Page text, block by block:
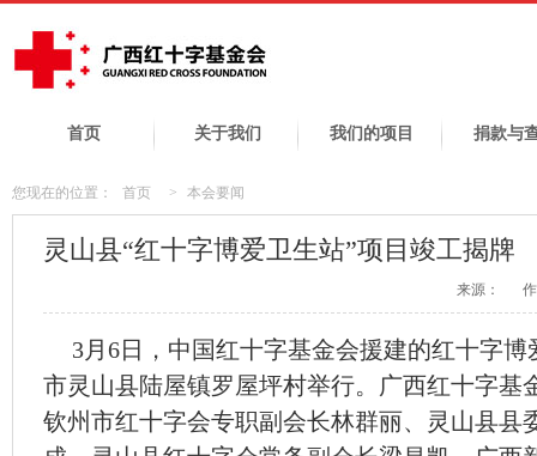
首页 关于我们 我们的项目 捐款与
您现在的位置： 首页 > 本会要闻
灵山县“红十字博爱卫生站”项目竣工揭牌
来源：
3月6日，中国红十字基金会援建的红十字
市灵山县陆屋镇罗屋坪村举行。广西红十字基
钦州市红十字会专职副会长林群丽、灵山县县